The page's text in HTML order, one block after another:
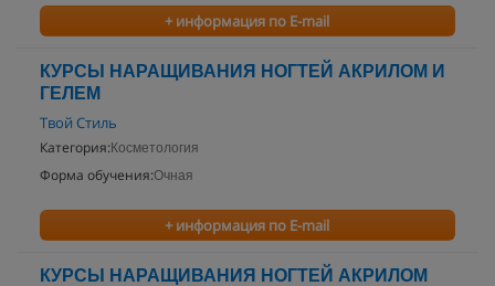
+ информация по E-mail
КУРСЫ НАРАЩИВАНИЯ НОГТЕЙ АКРИЛОМ И
ГЕЛЕМ
Твой Стиль
Категория: Косметология
Форма обучения:Очная
+ информация по E-mail
КУРСЫ НАРАЩИВАНИЯ НОГТЕЙ АКРИЛОМ